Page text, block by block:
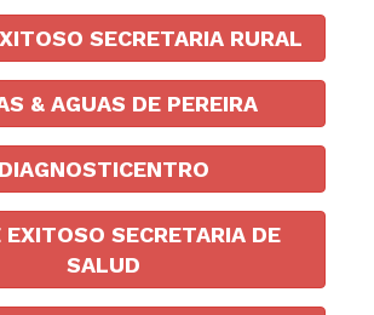
SECRETARIA RURAL
& AGUAS DE PEREIRA
DIAGNOSTICENTRO
EXITOSO SECRETARIA DE
SALUD